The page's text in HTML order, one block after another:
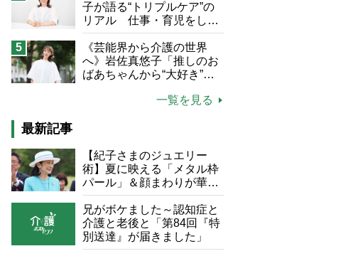
子が語る“トリプルケア”の
リアル 仕事・育児をしな
がら96歳の義祖母と同居し
て介護 プロだから言える
「家での介護は“雑”でも気
にしない」
5
《芸能界から介護の世界
へ》岩佐真悠子「推しのお
ばあちゃんから“大好き”を
飛ぶ“やりがい”、介護の現
一覧を見る
最新記事
【紀子さまのジュエリー
術】夏に映える「メタル枠
パール」＆顔まわりが華や
ぐ「揺れる一粒」の使い分
け方
兄がボケました～認知症と
介護と老後と「第84回『特
別送達』が届きました」